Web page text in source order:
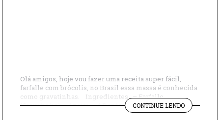
Olá amigos, hoje vou fazer uma receita super fácil,
farfalle com brócolis, no Brasil essa massa é conhecida
como gravatinhas. Ingredientes – Farfalle
(Gravatinha) – Azeite – 4 Dentes de Alho – Brócolis –
Sal – Pimenta – Queijo Parmesão Modo de preparo:
CONTINUE LENDO"FARFALLE
COM